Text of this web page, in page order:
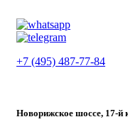
+7 (495) 487-77-84
Новорижское шоссе, 17-й